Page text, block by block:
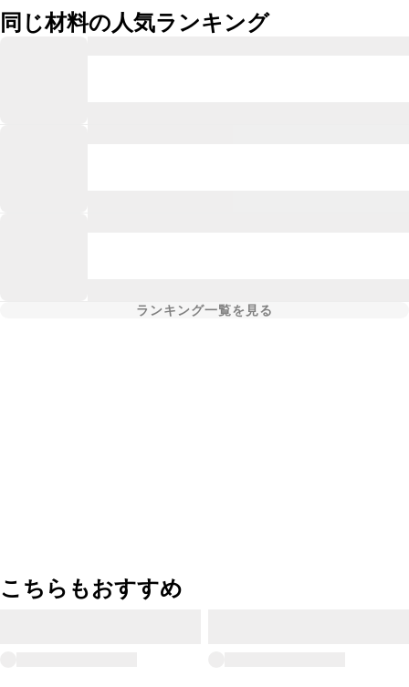
同じ材料の人気ランキング
ランキング一覧を見る
こちらもおすすめ